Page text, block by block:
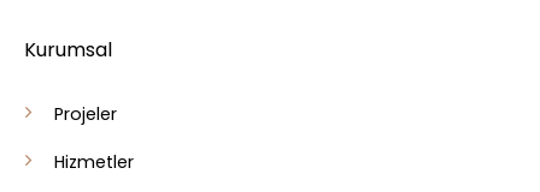
Kurumsal
Projeler
Hizmetler